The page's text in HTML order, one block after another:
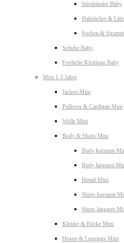
Stirnbänder Baby
Halstücher &
Socken &
Schuhe Baby
Festliche Kleidung Baby
Mini 1-5 Jahre
Jacken Mini
Pullover & Cardigan Mini
Wolle Mini
Body & Shirts Mini
Body kurzarm
Body langarm
Hemd Mini
Shirts kurzarm
Shirts langarm
Kleider & Röcke Mini
Hosen & Leggings Mini